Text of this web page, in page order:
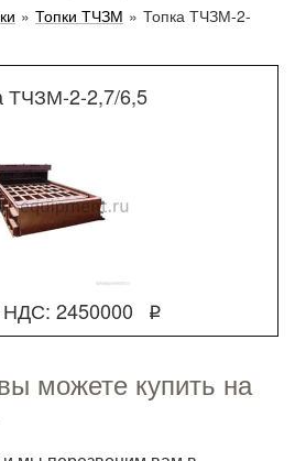
» Топки ТЧЗМ » Топка ТЧЗМ-2-
ТЧЗМ-2-2,7/6,5
2450000 q
можете купить на